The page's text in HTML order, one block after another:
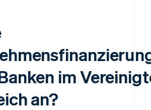
im
an?